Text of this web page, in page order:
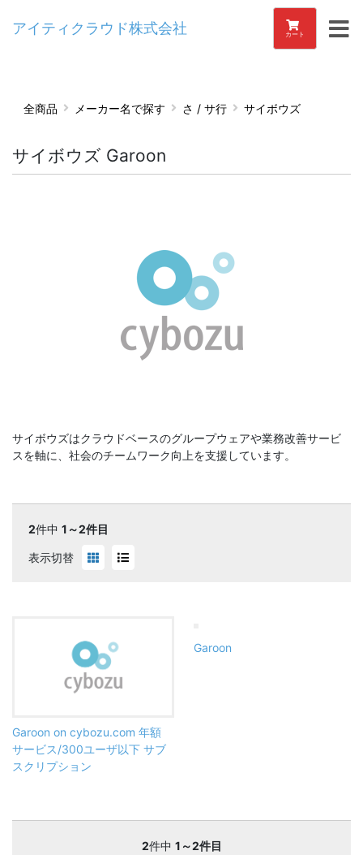
アイティクラウド株式会社 カート
全商品 メーカー名で探す さ / サ行 サイボウズ
サイボウズ Garoon
サイボウズはクラウドベースのグループウェアや業務改善サービ
スを軸に、社会のチームワーク向上を支援しています。
2件中 1～2件目
表示切替
Garoon on cybozu.com 年額
サービス/300ユーザ以下 サブ
スクリプション
Garoon
2件中 1～2件目